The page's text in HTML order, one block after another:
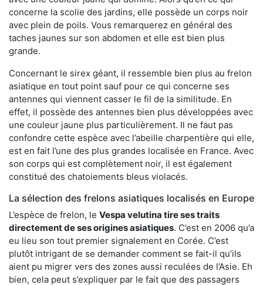
concerne la scolie des jardins, elle possède un corps noir
avec plein de poils. Vous remarquerez en général des
taches jaunes sur son abdomen et elle est bien plus
grande.
Concernant le sirex géant, il ressemble bien plus au frelon
asiatique en tout point sauf pour ce qui concerne ses
antennes qui viennent casser le fil de la similitude. En
effet, il possède des antennes bien plus développées avec
une couleur jaune plus particulièrement. Il ne faut pas
confondre cette espèce avec l’abeille charpentière qui elle,
est en fait l’une des plus grandes localisée en France. Avec
son corps qui est complètement noir, il est également
constitué des chatoiements bleus violacés.
La sélection des frelons asiatiques localisés en Europe
L’espèce de frelon, le Vespa velutina tire ses traits
directement de ses origines asiatiques. C’est en 2006 qu’a
eu lieu son tout premier signalement en Corée. C’est
plutôt intrigant de se demander comment se fait-il qu’ils
aient pu migrer vers des zones aussi reculées de l’Asie. Eh
bien, cela peut s’expliquer par le fait que des passagers